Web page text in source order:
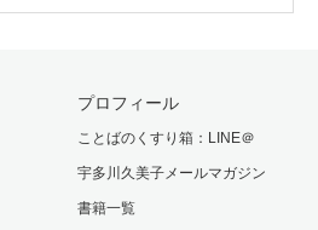
プロフィール
ことばのくすり箱：LINE＠
宇多川久美子メールマガジン
書籍一覧